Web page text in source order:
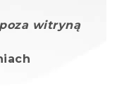
witryną